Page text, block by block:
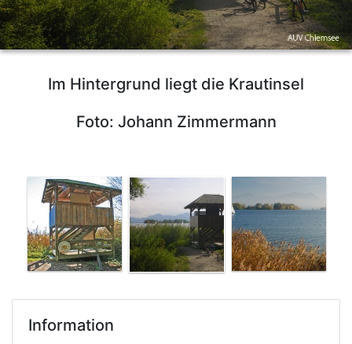
Im Hintergrund liegt die Krautinsel
Foto: Johann Zimmermann
Information